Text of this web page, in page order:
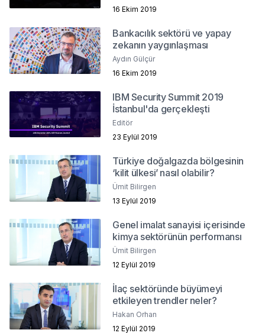
16 Ekim 2019
Bankacılık sektörü ve yapay
zekanın yaygınlaşması
Aydın Gülçür
16 Ekim 2019
IBM Security Summit 2019
İstanbul'da gerçekleşti
Editör
23 Eylül 2019
Türkiye doğalgazda bölgesinin
‘kilit ülkesi’ nasıl olabilir?
Ümit Bilirgen
13 Eylül 2019
Genel imalat sanayisi içerisinde
kimya sektörünün performansı
Ümit Bilirgen
12 Eylül 2019
İlaç sektöründe büyümeyi
etkileyen trendler neler?
Hakan Orhan
12 Eylül 2019